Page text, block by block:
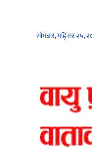
सोमबार, मङि्सर २५,